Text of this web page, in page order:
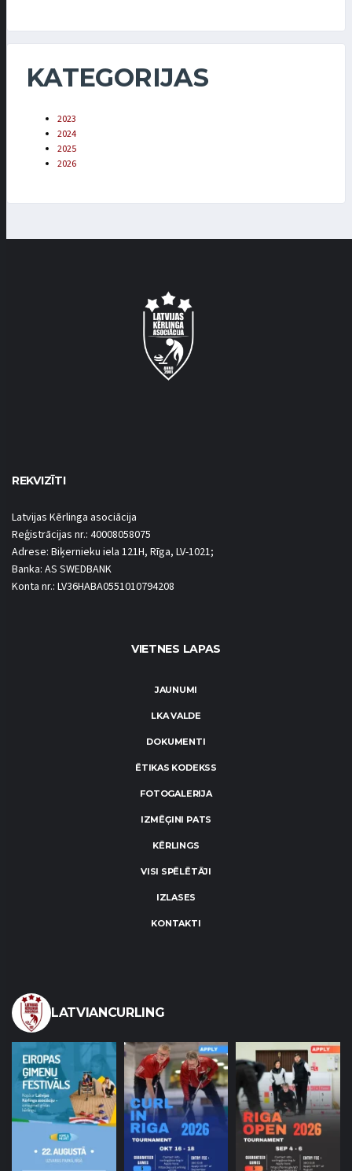
KATEGORIJAS
2023
2024
2025
2026
REKVIZĪTI
Latvijas Kērlinga asociācija
Reģistrācijas nr.: 40008058075
Adrese: Biķernieku iela 121H, Rīga, LV-1021;
Banka: AS SWEDBANK
Konta nr.: LV36HABA0551010794208
VIETNES LAPAS
JAUNUMI
LKA VALDE
DOKUMENTI
ĒTIKAS KODEKSS
FOTOGALERIJA
IZMĒĢINI PATS
KĒRLINGS
VISI SPĒLĒTĀJI
IZLASES
KONTAKTI
LATVIANCURLING